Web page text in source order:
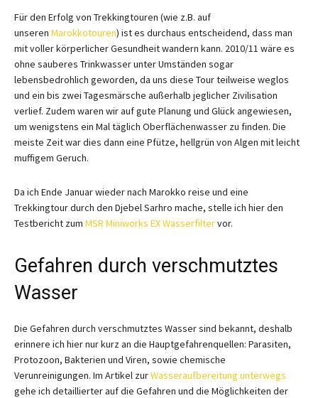
Für den Erfolg von Trekkingtouren (wie z.B. auf
unseren Marokkotouren) ist es durchaus entscheidend, dass man
mit voller körperlicher Gesundheit wandern kann. 2010/11 wäre es
ohne sauberes Trinkwasser unter Umständen sogar
lebensbedrohlich geworden, da uns diese Tour teilweise weglos
und ein bis zwei Tagesmärsche außerhalb jeglicher Zivilisation
verlief. Zudem waren wir auf gute Planung und Glück angewiesen,
um wenigstens ein Mal täglich Oberflächenwasser zu finden. Die
meiste Zeit war dies dann eine Pfütze, hellgrün von Algen mit leicht
muffigem Geruch.
Da ich Ende Januar wieder nach Marokko reise und eine
Trekkingtour durch den Djebel Sarhro mache, stelle ich hier den
Testbericht zum MSR Miniworks EX Wasserfiltervor.
Gefahren durch verschmutztes
Wasser
Die Gefahren durch verschmutztes Wasser sind bekannt, deshalb
erinnere ich hier nur kurz an die Hauptgefahrenquellen: Parasiten,
Protozoon, Bakterien und Viren, sowie chemische
Verunreinigungen. Im Artikel zurWasseraufbereitung unterwegs
gehe ich detaillierter auf die Gefahren und die Möglichkeiten der